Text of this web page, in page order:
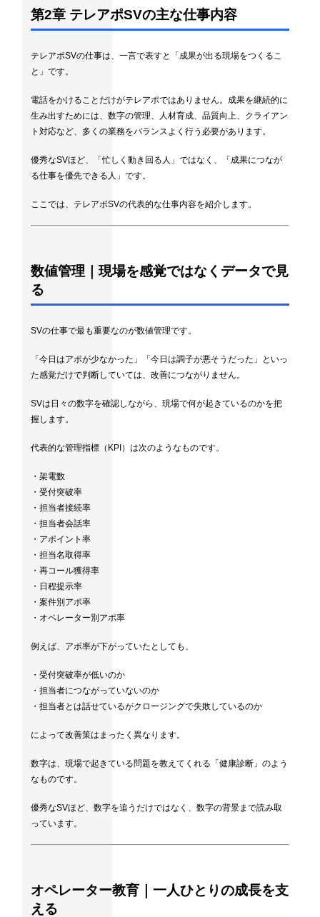
第2章 テレアポSVの主な仕事内容
テレアポSVの仕事は、一言で表すと「成果が出る現場をつくるこ
と」です。
電話をかけることだけがテレアポではありません。成果を継続的に
生み出すためには、数字の管理、人材育成、品質向上、クライアン
ト対応など、多くの業務をバランスよく行う必要があります。
優秀なSVほど、「忙しく動き回る人」ではなく、「成果につなが
る仕事を優先できる人」です。
ここでは、テレアポSVの代表的な仕事内容を紹介します。
数値管理｜現場を感覚ではなくデータで見
る
SVの仕事で最も重要なのが数値管理です。
「今日はアポが少なかった」「今日は調子が悪そうだった」といっ
た感覚だけで判断していては、改善につながりません。
SVは日々の数字を確認しながら、現場で何が起きているのかを把
握します。
代表的な管理指標（KPI）は次のようなものです。
・架電数
・受付突破率
・担当者接続率
・担当者会話率
・アポイント率
・担当名取得率
・再コール獲得率
・日程提示率
・案件別アポ率
・オペレーター別アポ率
例えば、アポ率が下がっていたとしても、
・受付突破率が低いのか
・担当者につながっていないのか
・担当者とは話せているがクロージングで失敗しているのか
によって改善策はまったく異なります。
数字は、現場で起きている問題を教えてくれる「健康診断」のよう
なものです。
優秀なSVほど、数字を追うだけではなく、数字の背景まで読み取
っています。
オペレーター教育｜一人ひとりの成長を支
える